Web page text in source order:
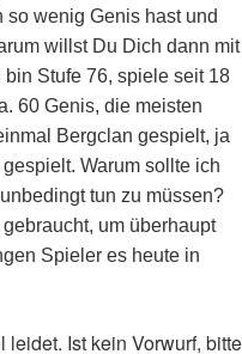
so wenig Genis hast und
willst Du Dich dann mit
Stufe 76, spiele seit 18
60 Genis, die meisten
Bergclan gespielt, ja
Warum sollte ich
tun zu müssen?
um überhaupt
Spieler es heute in
Ist kein Vorwurf, bitte